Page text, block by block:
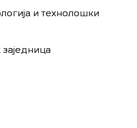
и технолошки